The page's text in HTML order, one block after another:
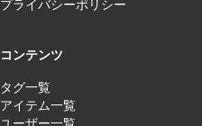
プライバシーポリシー
コンテンツ
タグ一覧
アイテム一覧